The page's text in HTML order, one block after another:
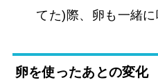
てた)際、卵も一緒に
卵を使ったあとの変化